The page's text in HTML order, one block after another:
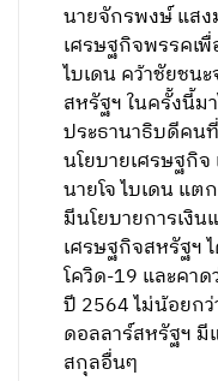
นายจักรพงษ์ แส
เศรษฐกิจพรรคเพื่
ไบเดน คว้าชัยชน
สหรัฐฯ ในครั้งนี้ม
ประธานาธิบดีคน
นโยบายเศรษฐกิจ
นายโจ ไบเดน แ
มีนโยบายการเงิ
เศรษฐกิจสหรัฐฯ
โควิด-19 และคา
ปี 2564 ไม่น้อยก
ดอลลาร์สหรัฐฯ มี
สกุลอื่นๆ